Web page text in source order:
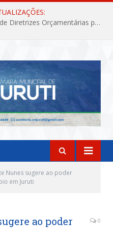
Câmara Municipal aprova Lei de Diretrizes Orçamentárias para o exercício financeiro de 2027
Nunes sugere ao poder
em Juruti
ao poder
0